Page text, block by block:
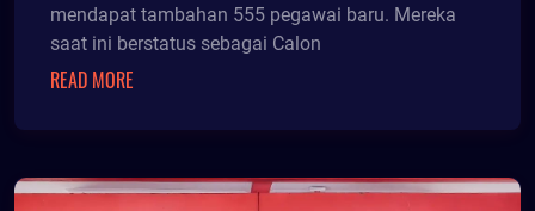
mendapat tambahan 555 pegawai baru. Mereka
saat ini berstatus sebagai Calon
READ MORE